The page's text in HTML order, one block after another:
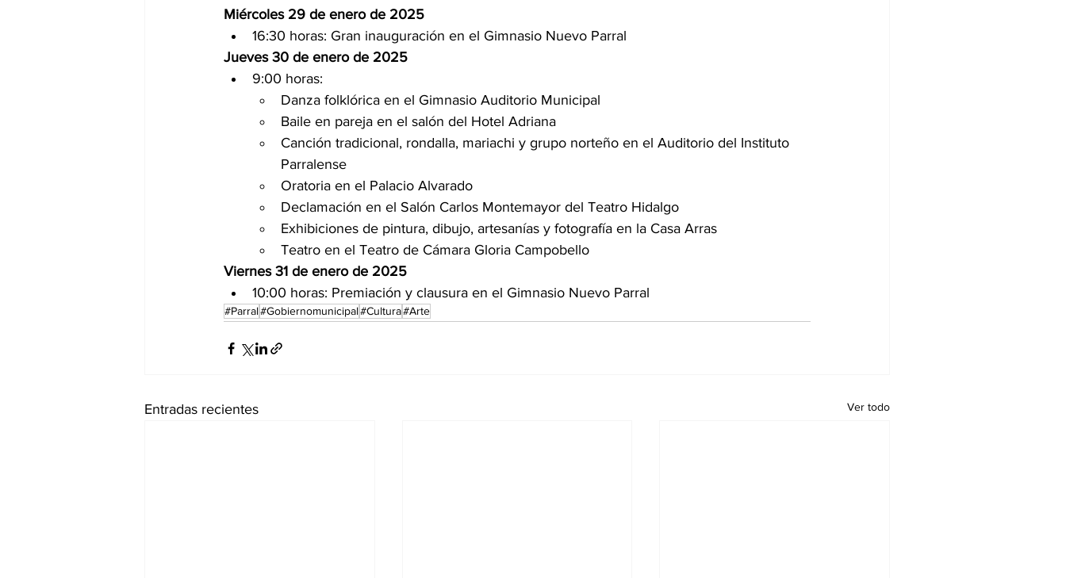
Miércoles 29 de enero de 2025
16:30 horas: Gran inauguración en el Gimnasio Nuevo Parral
Jueves 30 de enero de 2025
9:00 horas:
Danza folklórica en el Gimnasio Auditorio Municipal
Baile en pareja en el salón del Hotel Adriana
Canción tradicional, rondalla, mariachi y grupo norteño en el Auditorio del Instituto
Parralense
Oratoria en el Palacio Alvarado
Declamación en el Salón Carlos Montemayor del Teatro Hidalgo
Exhibiciones de pintura, dibujo, artesanías y fotografía en la Casa Arras
Teatro en el Teatro de Cámara Gloria Campobello
Viernes 31 de enero de 2025
10:00 horas: Premiación y clausura en el Gimnasio Nuevo Parral
#Parral#Gobiernomunicipal#Cultura#Arte
Entradas recientes Ver todo